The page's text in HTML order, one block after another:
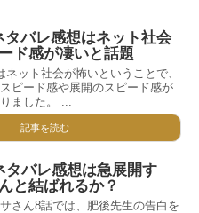
タバレ感想はネット社会
ド感が凄いと話題
ネット社会が怖いということで、
ピード感や展開のスピード感が
ました。 ...
記事を読む
タバレ感想は急展開す
と結ばれるか？
さん8話では、肥後先生の告白を